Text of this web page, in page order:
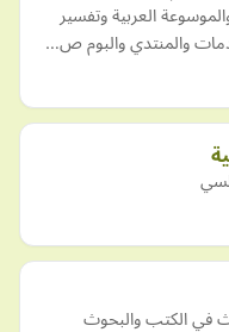
العربية وتفسير
والمنتدي والبوم ص…
في الكتب والبحوث